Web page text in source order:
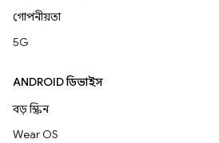
গোপনীয়তা
5G
ANDROID ডিভাইস
বড় স্ক্রিন
Wear OS